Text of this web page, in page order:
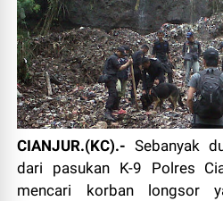
CIANJUR.(KC).- Sebanyak
dari pasukan K-9 Polres
mencari korban longsor